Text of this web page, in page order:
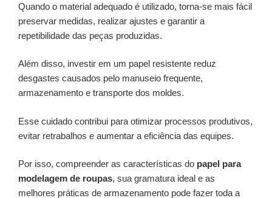
Quando o material adequado é utilizado, torna-se mais fácil
preservar medidas, realizar ajustes e garantir a
repetibilidade das peças produzidas.
Além disso, investir em um papel resistente reduz
desgastes causados pelo manuseio frequente,
armazenamento e transporte dos moldes.
Esse cuidado contribui para otimizar processos produtivos,
evitar retrabalhos e aumentar a eficiência das equipes.
Por isso, compreender as características do papel para
modelagem de roupas, sua gramatura ideal e as
melhores práticas de armazenamento pode fazer toda a